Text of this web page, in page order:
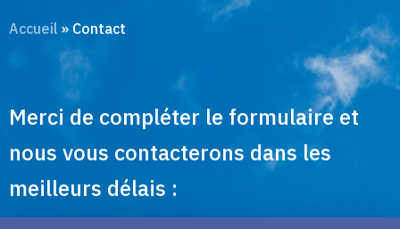
Accueil » Contact
Merci de compléter le formulaire et
nous vous contacterons dans les
meilleurs délais :